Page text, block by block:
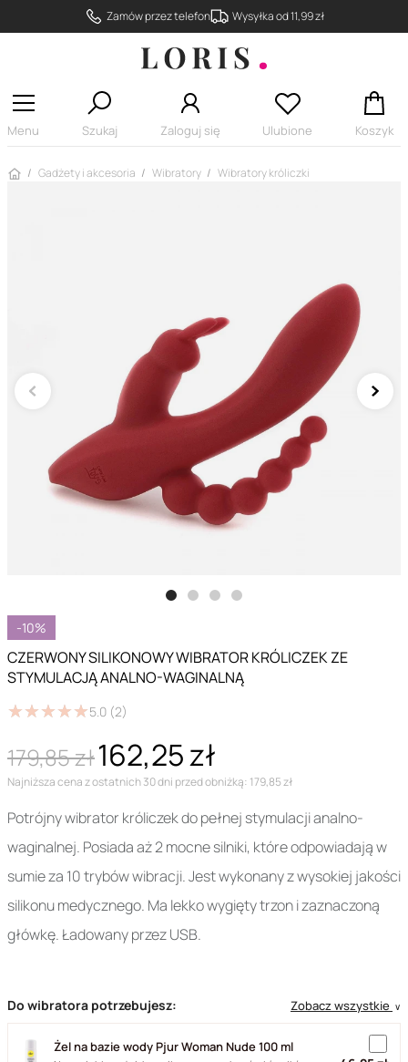
Zamów przez telefon Wysyłka od 11,99 zł
Menu Szukaj Zaloguj się Ulubione Koszyk
Strona główna
Gadżety i akcesoria Wibratory Wibratory króliczki
-10%
CZERWONY SILIKONOWY WIBRATOR KRÓLICZEK ZE
STYMULACJĄ ANALNO-WAGINALNĄ
★★★★★
★★★★★5.0 (2)
179,85 zł162,25 zł
Najniższa cena z ostatnich 30 dni przed obniżką: 179,85 zł
Potrójny wibrator króliczek do pełnej stymulacji analno-
waginalnej. Posiada aż 2 mocne silniki, które odpowiadają w
sumie za 10 trybów wibracji. Jest wykonany z wysokiej jakości
silikonu medycznego. Ma lekko wygięty trzon i zaznaczoną
główkę. Ładowany przez USB.
Do wibratora potrzebujesz: Zobacz wszystkie ∨
Żel na bazie wody Pjur Woman Nude 100 ml